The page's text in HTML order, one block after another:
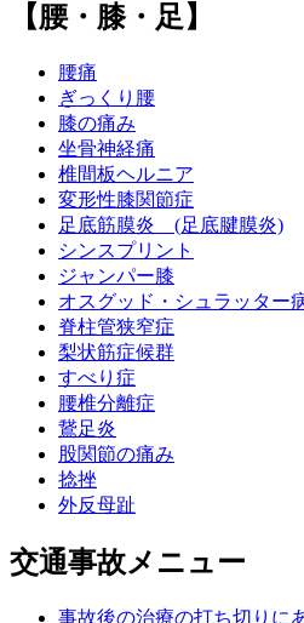
【腰・膝・足】
腰痛
ぎっくり腰
膝の痛み
坐骨神経痛
椎間板ヘルニア
変形性膝関節症
足底筋膜炎 (足底腱膜炎)
シンスプリント
ジャンパー膝
オスグッド・シュラッター
脊柱管狭窄症
梨状筋症候群
すべり症
腰椎分離症
鵞足炎
股関節の痛み
捻挫
外反母趾
交通事故メニュー
事故後の治療の打ち切りに